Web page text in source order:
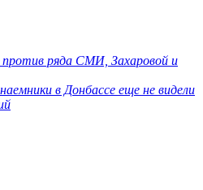
против ряда СМИ, Захаровой и
в Донбассе еще не видели